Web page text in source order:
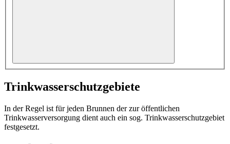
Trinkwasserschutzgebiete
In der Regel ist für jeden Brunnen der zur öffentlichen
Trinkwasserversorgung dient auch ein sog. Trinkwasserschutzgebiet
festgesetzt.